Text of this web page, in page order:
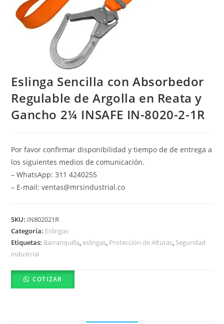
Eslinga Sencilla con Absorbedor
Regulable de Argolla en Reata y
Gancho 2¼ INSAFE IN-8020-2-1R
Por favor confirmar disponibilidad y tiempo de de entrega a
los siguientes medios de comunicación.
– WhatsApp: 311 4240255
– E-mail: ventas@mrsindustrial.co
SKU: IN802021R
Categoría: Eslingas
Etiquetas: Barranquilla eslingas Protección de Alturas Seguridad
industrial
COTIZAR